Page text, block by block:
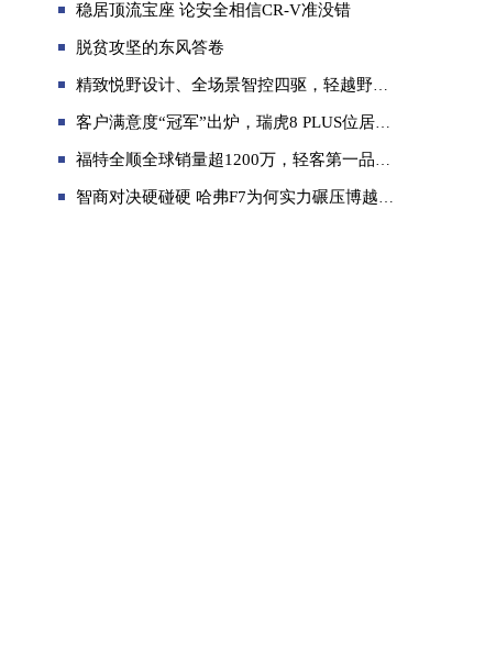
稳居顶流宝座 论安全相信CR-V准没错
脱贫攻坚的东风答卷
精致悦野设计、全场景智控四驱，轻越野新物种奇瑞TJ-1上海车展大放异彩
客户满意度“冠军”出炉，瑞虎8 PLUS位居第一
福特全顺全球销量超1200万，轻客第一品牌的成功之道
智商对决硬碰硬 哈弗F7为何实力碾压博越PRO